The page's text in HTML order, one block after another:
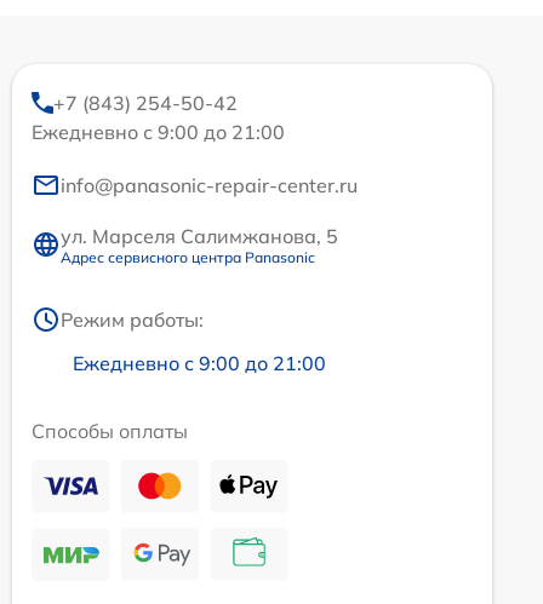
+7 (843) 254-50-42
Ежедневно с 9:00 до 21:00
info@panasonic-repair-center.ru
ул. Марселя Салимжанова, 5
Адрес сервисного центра Panasonic
Режим работы:
Ежедневно с 9:00 до 21:00
Способы оплаты